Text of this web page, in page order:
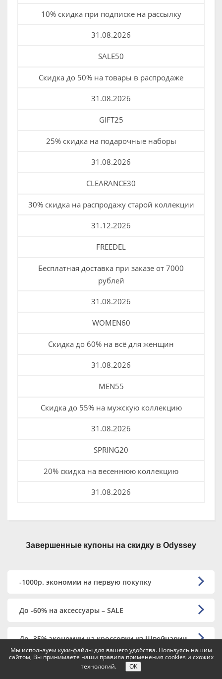
10% скидка при подписке на рассылку
31.08.2026
SALE50
Скидка до 50% на товары в распродаже
31.08.2026
GIFT25
25% скидка на подарочные наборы
31.08.2026
CLEARANCE30
30% скидка на распродажу старой коллекции
31.12.2026
FREEDEL
Бесплатная доставка при заказе от 7000
рублей
31.08.2026
WOMEN60
Скидка до 60% на всё для женщин
31.08.2026
MEN55
Скидка до 55% на мужскую коллекцию
31.08.2026
SPRING20
20% скидка на весеннюю коллекцию
31.08.2026
Завершенные купоны на скидку в Odyssey
-1000р. экономии на первую покупку
До -60% на аксессуары – SALE
До -35% экономии на кроссовки из Швейцарии
До -25% на кроссовки HOKA ONE ONE
Мы используем куки-файлы для вашего удобства. Пользуясь нашим
сайтом, Вы принимаете наши правила применения cookies и схожих
технологий.
ОК